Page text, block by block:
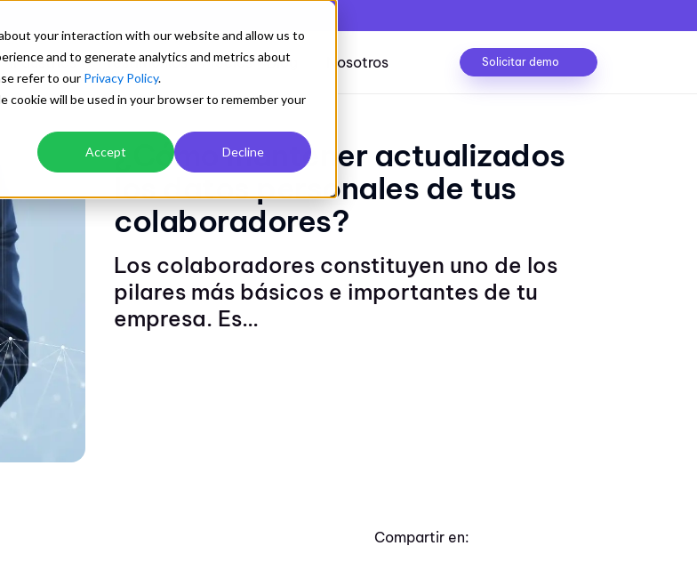
your interaction with our website and allow us to
and to generate analytics and metrics about
refer to our Privacy Policy.
will be used in your browser to remember your
Accept Decline
tu gestión
documental centralizado y controlado
automático de versiones
Cuantificación de visualizaciones
y descargas
Seguridad de la información
y control de cambios
Industrias
Caso de éxito
Conocerlo
Testimonios Precios Blog
con artículos de interés
preparada para aprender sobre
de gestión empresarial
Nosotros Solicitar demo
¿Cómo mantener actualizados
los datos personales de tus
colaboradores?
Los colaboradores constituyen uno de los
pilares más básicos e importantes de tu
empresa. Es...
Compartir en: